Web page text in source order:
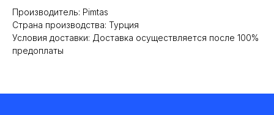
Производитель: Pimtas
Cтрана производства: Турция
Условия доставки: Доставка осуществляется после 100%
предоплаты